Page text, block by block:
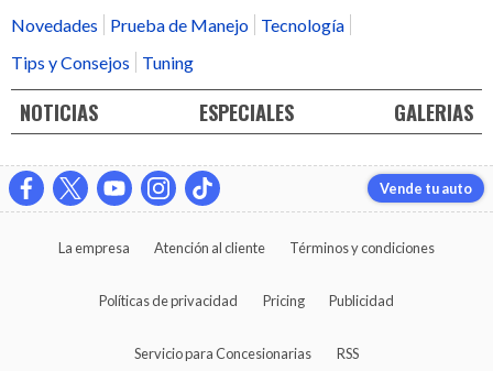
Novedades
Prueba de Manejo
Tecnología
Tips y Consejos
Tuning
NOTICIAS ESPECIALES GALERIAS
Vende tu auto
La empresa Atención al cliente Términos y condiciones
Políticas de privacidad Pricing Publicidad
Servicio para Concesionarias RSS